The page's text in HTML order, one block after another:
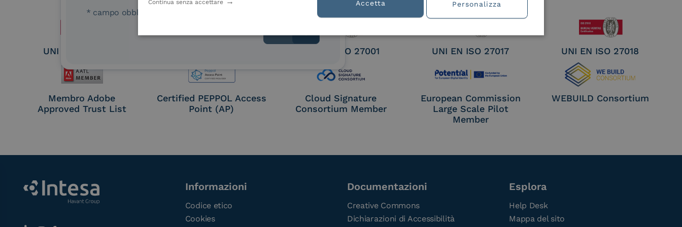
Seal Creation
UNI EN ISO 37001 UNI EN ISO 27001 UNI EN ISO 27017 UNI EN ISO 27018
Membro Adobe
Approved Trust List
Certified PEPPOL Access
Point (AP)
Cloud Signature
Consortium Member
European Commission
Large Scale Pilot
Member
WEBUILD Consortium
* campo obbligatorio
Informazioni
Codice etico
Cookies
Documentazioni
Creative Commons
Dichiarazioni di Accessibilità
Esplora
Help Desk
Mappa del sito
Accetta
Continua senza accettare Personalizza